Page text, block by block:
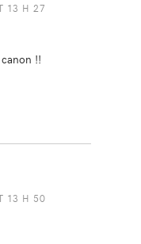
13 H 27
!!
13 H 50